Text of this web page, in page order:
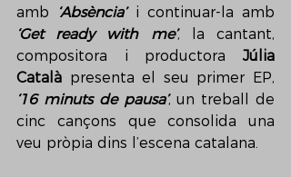
amb
‘Absència’
‘Get ready with me’, la cantant,
compositora i productora Júlia
Català
‘16 minuts de pausa’, un treball de
cinc cançons que consolida una
veu pròpia dins l’escena catalana.